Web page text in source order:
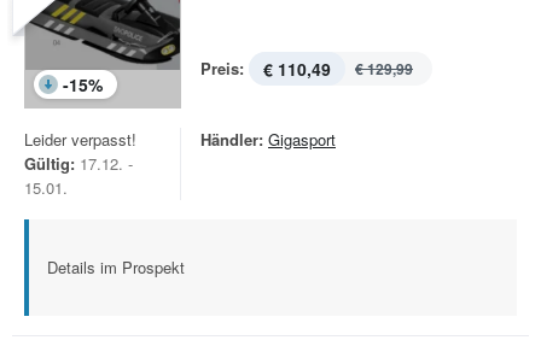
-15%
Preis: € 110,49 € 129,99
Leider verpasst!
Gültig: 17.12. -
15.01.
Händler: Gigasport
Details im Prospekt